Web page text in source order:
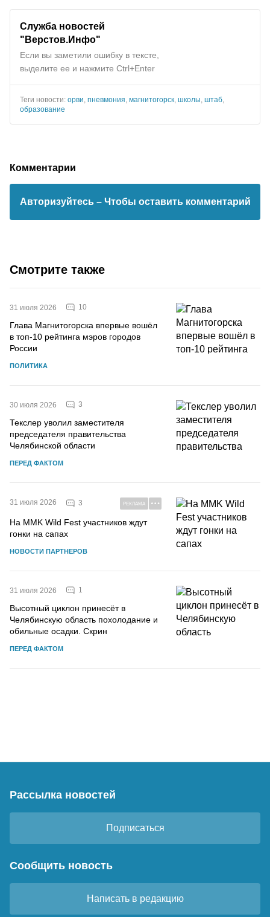
Служба новостей
"Верстов.Инфо"
Если вы заметили ошибку в тексте,
выделите ее и нажмите Ctrl+Enter
Теги новости: орви пневмония магнитогорск школы штаб
образование
Комментарии
Авторизуйтесь – Чтобы оставить комментарий
Смотрите также
31 июля 2026 10
Глава Магнитогорска впервые вошёл
в топ-10 рейтинга мэров городов
России
ПОЛИТИКА
30 июля 2026 3
Текслер уволил заместителя
председателя правительства
Челябинской области
ПЕРЕД ФАКТОМ
31 июля 2026 3 РЕКЛАМА
На MMK Wild Fest участников ждут
гонки на сапах
НОВОСТИ ПАРТНЕРОВ
31 июля 2026 1
Высотный циклон принесёт в
Челябинскую область похолодание и
обильные осадки. Скрин
ПЕРЕД ФАКТОМ
Рассылка новостей
Подписаться
Сообщить новость
Написать в редакцию